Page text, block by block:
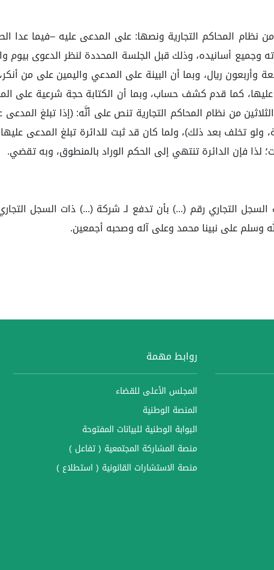
على ما تقدم من الدعوى وعدم الإجابة بالمخالفة لنص المادة (٢٢/٢) من نظام المحاكم التجارية ونصها:
أسانيده، وذلك قبل الجلسة المحددة لنظر الدعوى بيوم
ألف وسبعمائة وسبعة وأربعون ريال، وبما أن البينة على المدعي واليمين
كما قدم كشف حساب، وبما أن الكتابة حجة شرعية على
من نظام المحاكم التجارية تنص على أنَّه: (إذا تبلغ
تخلف بعد ذلك)، ولما كان قد ثبت للدائرة تبلغ المدعى
فإن الدائرة تنتهي إلى الحكم الوراد بالمنطوق، وبه تقضي.
السجل التجاري رقم (...) بأن تدفع لـ شركة (...) ذات السجل
روابط مهمة
المجلس الأعلى للقضاء
المنصة الوطنية
البوابة الوطنية للبيانات المفتوحة
منصة المشاركة المجتمعية ( تفاعل )
منصة الاستشارات القانونية ( استطلاع )